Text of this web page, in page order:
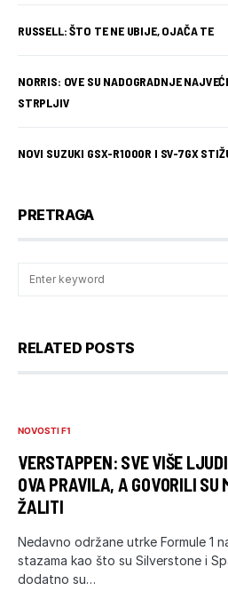
RUSSELL: ŠTO TE NE UBIJE, OJAČA TE
NORRIS: OVE SU NADOGRADNJE
STRPLJIV
NOVI SUZUKI GSX-R1000R I SV-7GX
PRETRAGA
RELATED POSTS
NOVOSTI F1
VERSTAPPEN: SVE VIŠE
OVA PRAVILA, A GOVORILI SU
ŽALITI
Nedavno održane utrke Formule 1
stazama kao što su Silverstone i
dodatno su…